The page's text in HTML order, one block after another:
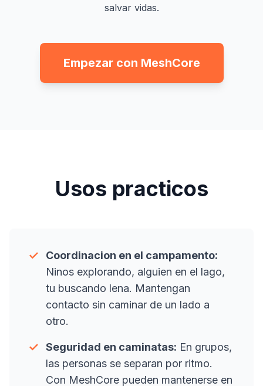
salvar vidas.
Empezar con MeshCore
Usos practicos
✓
Coordinacion en el campamento:
Ninos explorando, alguien en el lago,
tu buscando lena. Mantengan
contacto sin caminar de un lado a
otro.
✓ Seguridad en caminatas: En grupos,
las personas se separan por ritmo.
Con MeshCore pueden mantenerse en